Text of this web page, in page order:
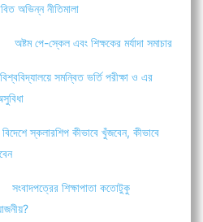
অভিন্ন নীতিমালা
অষ্টম পে-স্কেল এবং শিক্ষকের মর্যাদা সমাচার
বিশ্ববিদ্যালয়ে সমন্বিত ভর্তি পরীক্ষা ও এর
বিদেশে স্কলারশিপ কীভাবে খুঁজবেন, কীভাবে
সংবাদপত্রের শিক্ষাপাতা কতোটুকু